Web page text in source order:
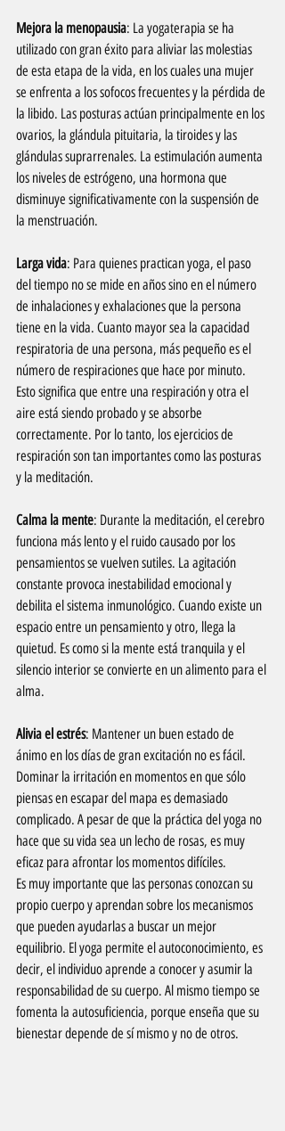
Mejora la menopausia: La yogaterapia se ha
utilizado con gran éxito para aliviar las molestias
de esta etapa de la vida, en los cuales una mujer
se enfrenta a los sofocos frecuentes y la pérdida de
la libido. Las posturas actúan principalmente en los
ovarios, la glándula pituitaria, la tiroides y las
glándulas suprarrenales. La estimulación aumenta
los niveles de estrógeno, una hormona que
disminuye significativamente con la suspensión de
la menstruación.
Larga vida: Para quienes practican yoga, el paso
del tiempo no se mide en años sino en el número
de inhalaciones y exhalaciones que la persona
tiene en la vida. Cuanto mayor sea la capacidad
respiratoria de una persona, más pequeño es el
número de respiraciones que hace por minuto.
Esto significa que entre una respiración y otra el
aire está siendo probado y se absorbe
correctamente. Por lo tanto, los ejercicios de
respiración son tan importantes como las posturas
y la meditación.
Calma la mente: Durante la meditación, el cerebro
funciona más lento y el ruido causado por los
pensamientos se vuelven sutiles. La agitación
constante provoca inestabilidad emocional y
debilita el sistema inmunológico. Cuando existe un
espacio entre un pensamiento y otro, llega la
quietud. Es como si la mente está tranquila y el
silencio interior se convierte en un alimento para el
alma.
Alivia el estrés: Mantener un buen estado de
ánimo en los días de gran excitación no es fácil.
Dominar la irritación en momentos en que sólo
piensas en escapar del mapa es demasiado
complicado. A pesar de que la práctica del yoga no
hace que su vida sea un lecho de rosas, es muy
eficaz para afrontar los momentos difíciles.
Es muy importante que las personas conozcan su
propio cuerpo y aprendan sobre los mecanismos
que pueden ayudarlas a buscar un mejor
equilibrio. El yoga permite el autoconocimiento, es
decir, el individuo aprende a conocer y asumir la
responsabilidad de su cuerpo. Al mismo tiempo se
fomenta la autosuficiencia, porque enseña que su
bienestar depende de sí mismo y no de otros.